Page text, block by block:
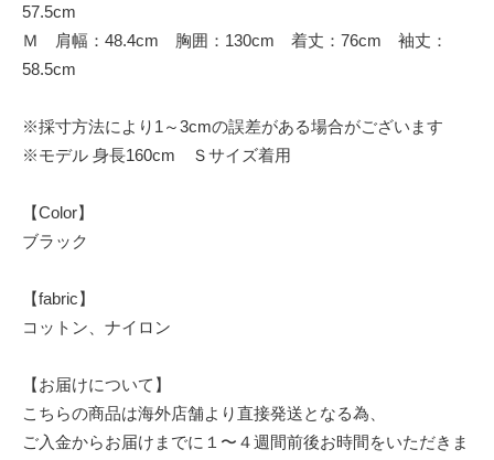
57.5cm
Ｍ 肩幅：48.4cm 胸囲：130cm 着丈：76cm 袖丈：
58.5cm
※採寸方法により1～3cmの誤差がある場合がございます
※モデル 身長160cm Ｓサイズ着用
【Color】
ブラック
【fabric】
コットン、ナイロン
【お届けについて】
こちらの商品は海外店舗より直接発送となる為、
ご入金からお届けまでに１〜４週間前後お時間をいただきま